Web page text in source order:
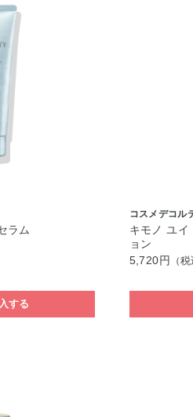
ラム
する
コスメデコル
キモノ ユイ
ョン
5,720円
（